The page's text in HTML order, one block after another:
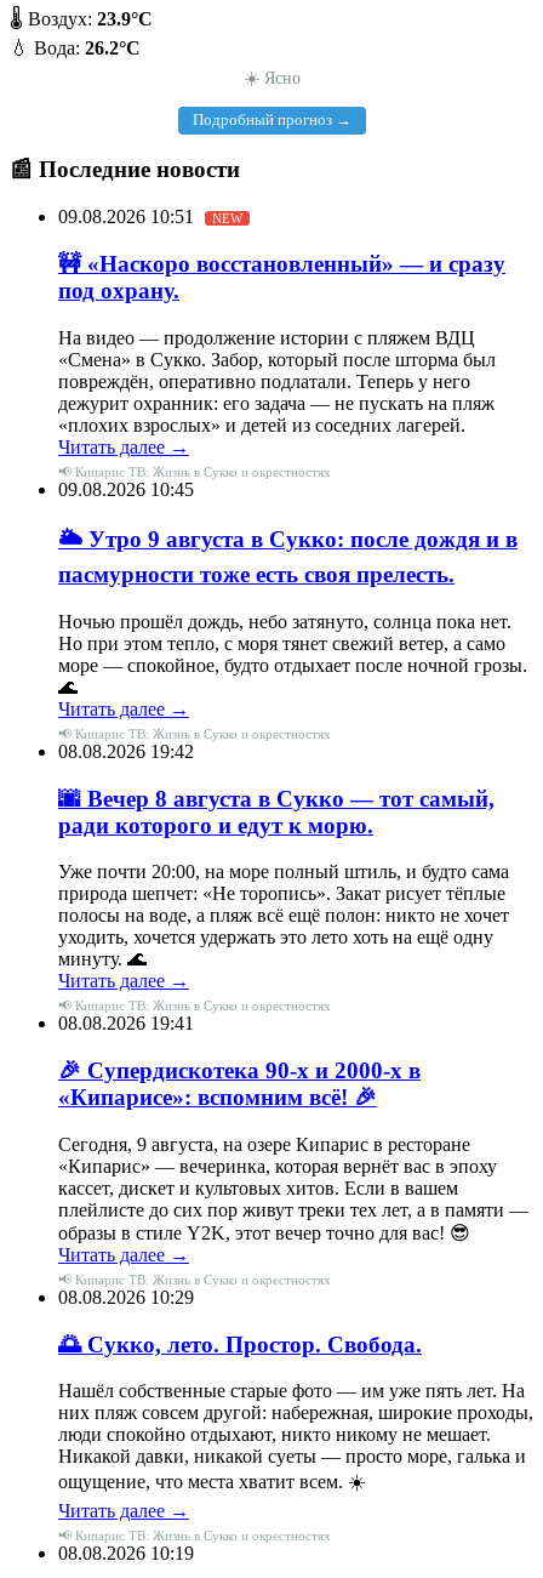
🌡️ Воздух: 23.9°C
💧 Вода: 26.2°C
☀️ Ясно
Подробный прогноз →
📰 Последние новости
09.08.2026 10:51 NEW
🚧 «Наскоро восстановленный» — и сразу
под охрану.
На видео — продолжение истории с пляжем ВДЦ
«Смена» в Сукко. Забор, который после шторма был
повреждён, оперативно подлатали. Теперь у него
дежурит охранник: его задача — не пускать на пляж
«плохих взрослых» и детей из соседних лагерей.
Читать далее →
📢 Кипарис ТВ: Жизнь в Сукко и окрестностях
09.08.2026 10:45
🌥 Утро 9 августа в Сукко: после дождя и в
пасмурности тоже есть своя прелесть.
Ночью прошёл дождь, небо затянуто, солнца пока нет.
Но при этом тепло, с моря тянет свежий ветер, а само
море — спокойное, будто отдыхает после ночной грозы.
🌊
Читать далее →
📢 Кипарис ТВ: Жизнь в Сукко и окрестностях
08.08.2026 19:42
🌆 Вечер 8 августа в Сукко — тот самый,
ради которого и едут к морю.
Уже почти 20:00, на море полный штиль, и будто сама
природа шепчет: «Не торопись». Закат рисует тёплые
полосы на воде, а пляж всё ещё полон: никто не хочет
уходить, хочется удержать это лето хоть на ещё одну
минуту. 🌊
Читать далее →
📢 Кипарис ТВ: Жизнь в Сукко и окрестностях
08.08.2026 19:41
🎉 Супердискотека 90‑х и 2000‑х в
«Кипарисе»: вспомним всё! 🎉
Сегодня, 9 августа, на озере Кипарис в ресторане
«Кипарис» — вечеринка, которая вернёт вас в эпоху
кассет, дискет и культовых хитов. Если в вашем
плейлисте до сих пор живут треки тех лет, а в памяти —
образы в стиле Y2K, этот вечер точно для вас! 😎
Читать далее →
📢 Кипарис ТВ: Жизнь в Сукко и окрестностях
08.08.2026 10:29
🌅 Сукко, лето. Простор. Свобода.
Нашёл собственные старые фото — им уже пять лет. На
них пляж совсем другой: набережная, широкие проходы,
люди спокойно отдыхают, никто никому не мешает.
Никакой давки, никакой суеты — просто море, галька и
ощущение, что места хватит всем. ☀️
Читать далее →
📢 Кипарис ТВ: Жизнь в Сукко и окрестностях
08.08.2026 10:19